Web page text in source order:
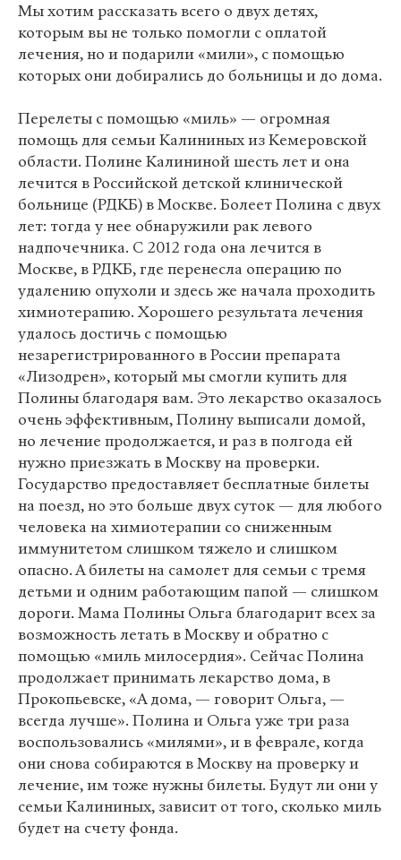
Мы хотим рассказать всего о двух детях,
которым вы не только помогли с оплатой
лечения, но и подарили «мили», с помощью
которых они добирались до больницы и до дома.
Перелеты с помощью «миль» — огромная
помощь для семьи Калининых из Кемеровской
области. Полине Калининой шесть лет и она
лечится в Российской детской клинической
больнице (РДКБ) в Москве. Болеет Полина с двух
лет: тогда у нее обнаружили рак левого
надпочечника. С 2012 года она лечится в
Москве, в РДКБ, где перенесла операцию по
удалению опухоли и здесь же начала проходить
химиотерапию. Хорошего результата лечения
удалось достичь с помощью
незарегистрированного в России препарата
«Лизодрен», который мы смогли купить для
Полины благодаря вам. Это лекарство оказалось
очень эффективным, Полину выписали домой,
но лечение продолжается, и раз в полгода ей
нужно приезжать в Москву на проверки.
Государство предоставляет бесплатные билеты
на поезд, но это больше двух суток — для любого
человека на химиотерапии со сниженным
иммунитетом слишком тяжело и слишком
опасно. А билеты на самолет для семьи с тремя
детьми и одним работающим папой — слишком
дороги. Мама Полины Ольга благодарит всех за
возможность летать в Москву и обратно с
помощью «миль милосердия». Сейчас Полина
продолжает принимать лекарство дома, в
Прокопьевске, «А дома, — говорит Ольга, —
всегда лучше». Полина и Ольга уже три раза
воспользовались «милями», и в феврале, когда
они снова собираются в Москву на проверку и
лечение, им тоже нужны билеты. Будут ли они у
семьи Калининых, зависит от того, сколько миль
будет на счету фонда.